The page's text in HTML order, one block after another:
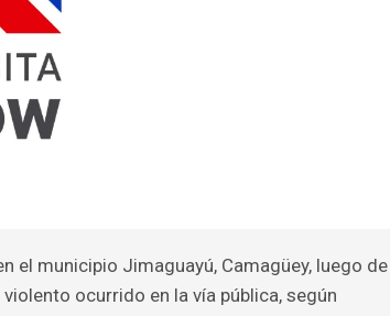
el municipio Jimaguayú, Camagüey, luego de
ocurrido en la vía pública, según